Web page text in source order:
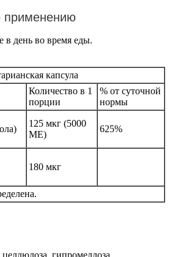
применению
в день во время еды.
капсула
Количество в 1
порции
% от суточной
нормы
125 мкг (5000
МЕ)
625%
180 мкг